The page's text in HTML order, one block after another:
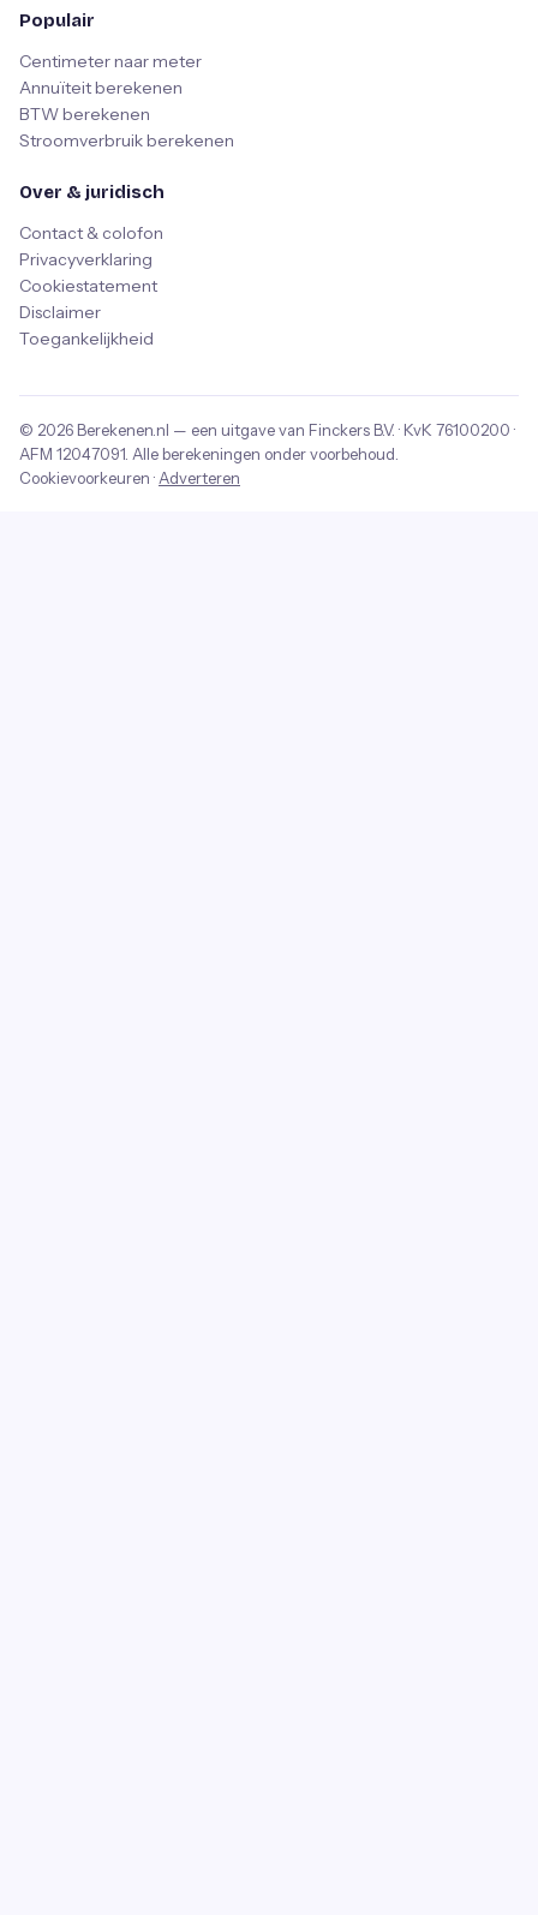
Populair
Centimeter naar meter
Annuïteit berekenen
BTW berekenen
Stroomverbruik berekenen
Over & juridisch
Contact & colofon
Privacyverklaring
Cookiestatement
Disclaimer
Toegankelijkheid
© 2026 Berekenen.nl — een uitgave van Finckers B.V. · KvK 76100200 ·
AFM 12047091 . Alle berekeningen onder voorbehoud.
Cookievoorkeuren · Adverteren